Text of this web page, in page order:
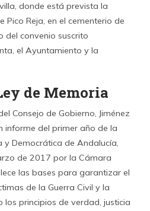
donde está prevista la
Pico Reja, en el cementerio de
del convenio suscrito
el Ayuntamiento y la
de Memoria
Consejo de Gobierno, Jiménez
informe del primer año de la
y Democrática de Andalucía,
de 2017 por la Cámara
las bases para garantizar el
de la Guerra Civil y la
principios de verdad, justicia